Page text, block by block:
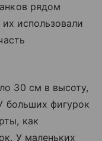
рядом
использовали
30 см в высоту,
больших фигурок
как
У маленьких